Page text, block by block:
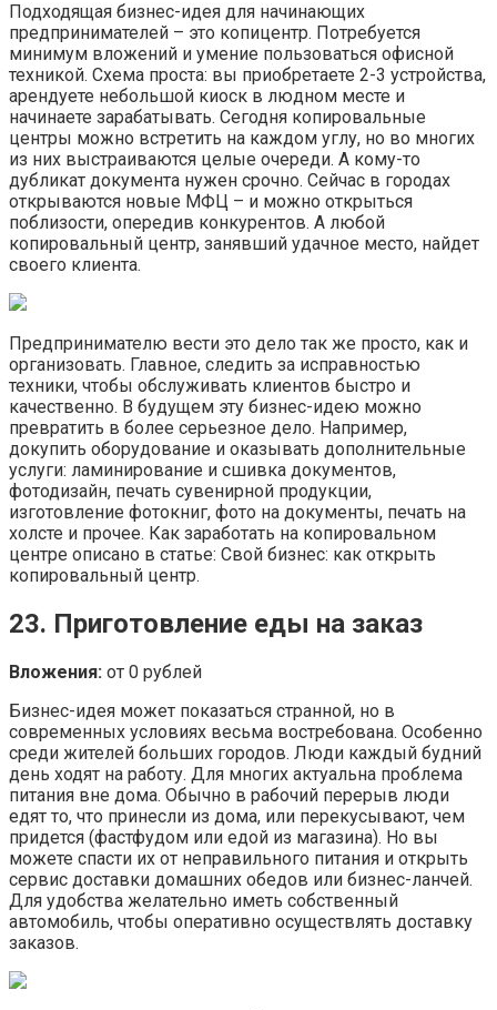
Подходящая бизнес-идея для начинающих
предпринимателей – это копицентр. Потребуется
минимум вложений и умение пользоваться офисной
техникой. Схема проста: вы приобретаете 2-3 устройства,
арендуете небольшой киоск в людном месте и
начинаете зарабатывать. Сегодня копировальные
центры можно встретить на каждом углу, но во многих
из них выстраиваются целые очереди. А кому-то
дубликат документа нужен срочно. Сейчас в городах
открываются новые МФЦ – и можно открыться
поблизости, опередив конкурентов. А любой
копировальный центр, занявший удачное место, найдет
своего клиента.
Предпринимателю вести это дело так же просто, как и
организовать. Главное, следить за исправностью
техники, чтобы обслуживать клиентов быстро и
качественно. В будущем эту бизнес-идею можно
превратить в более серьезное дело. Например,
докупить оборудование и оказывать дополнительные
услуги: ламинирование и сшивка документов,
фотодизайн, печать сувенирной продукции,
изготовление фотокниг, фото на документы, печать на
холсте и прочее. Как заработать на копировальном
центре описано в статье: Свой бизнес: как открыть
копировальный центр.
23. Приготовление еды на заказ
Вложения: от 0 рублей
Бизнес-идея может показаться странной, но в
современных условиях весьма востребована. Особенно
среди жителей больших городов. Люди каждый будний
день ходят на работу. Для многих актуальна проблема
питания вне дома. Обычно в рабочий перерыв люди
едят то, что принесли из дома, или перекусывают, чем
придется (фастфудом или едой из магазина). Но вы
можете спасти их от неправильного питания и открыть
сервис доставки домашних обедов или бизнес-ланчей.
Для удобства желательно иметь собственный
автомобиль, чтобы оперативно осуществлять доставку
заказов.